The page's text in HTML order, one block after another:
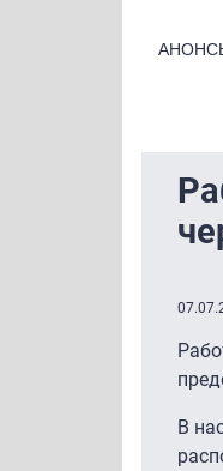
Primary
В